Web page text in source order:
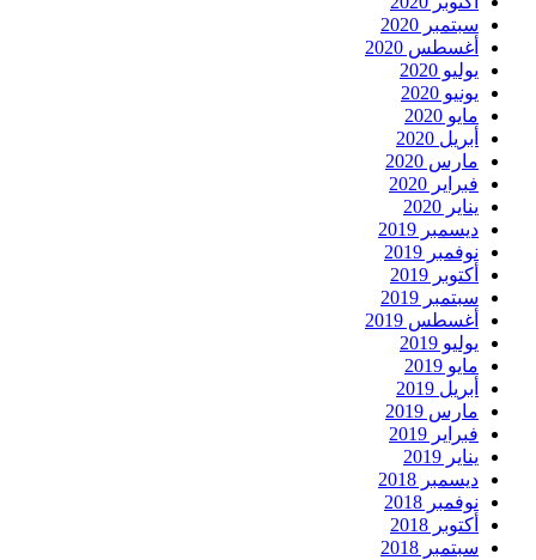
سبتمبر 2020
أغسطس 2020
يوليو 2020
يونيو 2020
مايو 2020
أبريل 2020
مارس 2020
فبراير 2020
يناير 2020
ديسمبر 2019
نوفمبر 2019
أكتوبر 2019
سبتمبر 2019
أغسطس 2019
يوليو 2019
مايو 2019
أبريل 2019
مارس 2019
فبراير 2019
يناير 2019
ديسمبر 2018
نوفمبر 2018
أكتوبر 2018
سبتمبر 2018